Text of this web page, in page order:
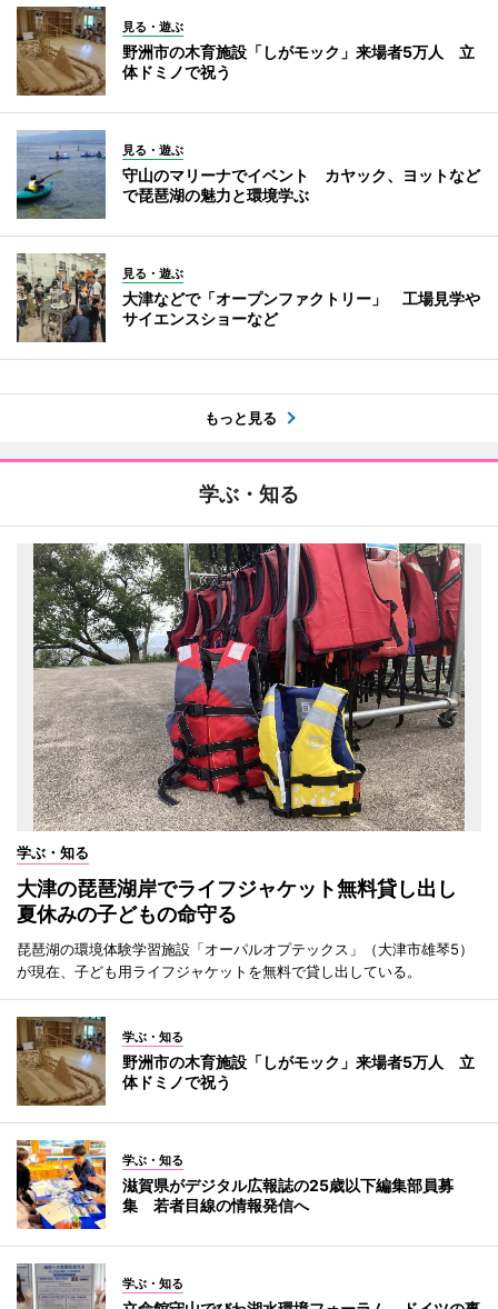
見る・遊ぶ
野洲市の木育施設「しがモック」来場者5万人 立
体ドミノで祝う
見る・遊ぶ
守山のマリーナでイベント カヤック、ヨットなど
で琵琶湖の魅力と環境学ぶ
見る・遊ぶ
大津などで「オープンファクトリー」 工場見学や
サイエンスショーなど
もっと見る
学ぶ・知る
学ぶ・知る
大津の琵琶湖岸でライフジャケット無料貸し出し
夏休みの子どもの命守る
琵琶湖の環境体験学習施設「オーパルオプテックス」（大津市雄琴5）
が現在、子ども用ライフジャケットを無料で貸し出している。
学ぶ・知る
野洲市の木育施設「しがモック」来場者5万人 立
体ドミノで祝う
学ぶ・知る
滋賀県がデジタル広報誌の25歳以下編集部員募
集 若者目線の情報発信へ
学ぶ・知る